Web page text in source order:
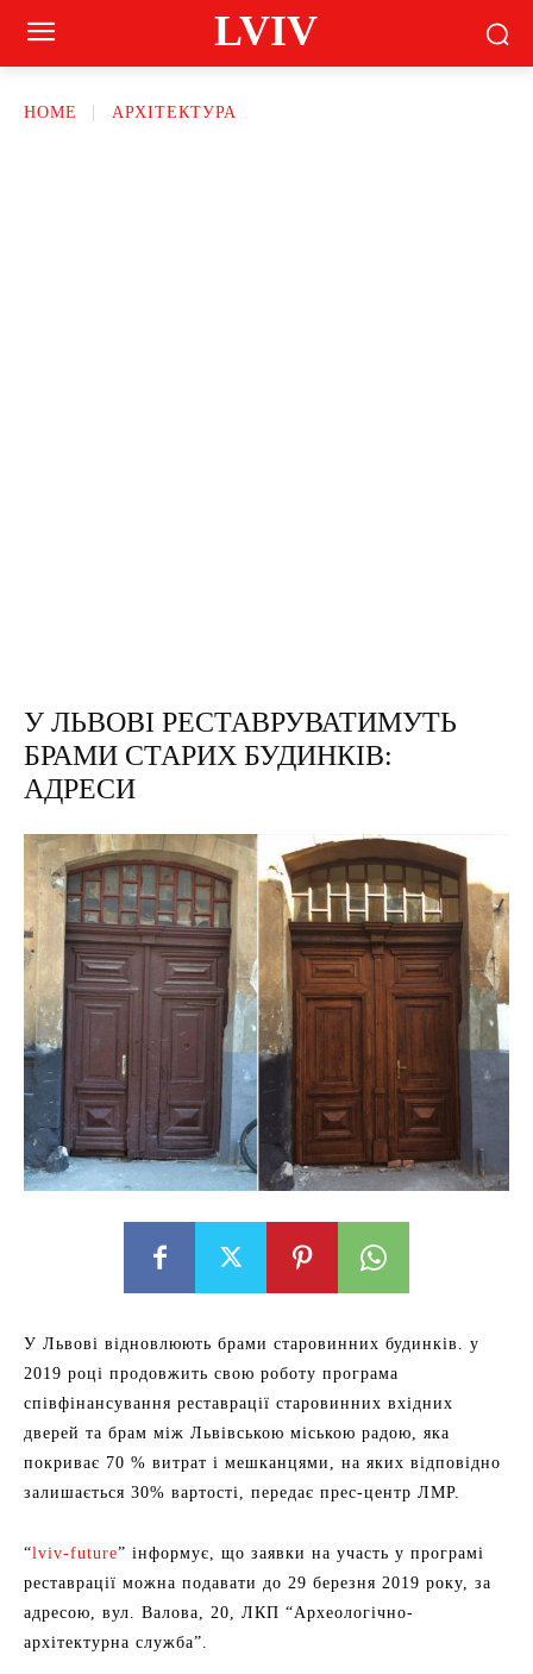
LVIV
HOME АРХІТЕКТУРА
У ЛЬВОВІ РЕСТАВРУВАТИМУТЬ
БРАМИ СТАРИХ БУДИНКІВ:
АДРЕСИ
У Львові відновлюють брами старовинних будинків. у
2019 році продовжить свою роботу програма
співфінансування реставрації старовинних вхідних
дверей та брам між Львівською міською радою, яка
покриває 70 % витрат і мешканцями, на яких відповідно
залишається 30% вартості, передає прес-центр ЛМР.
“lviv-future” інформує, що заявки на участь у програмі
реставрації можна подавати до 29 березня 2019 року, за
адресою, вул. Валова, 20, ЛКП “Археологічно-
архітектурна служба”.